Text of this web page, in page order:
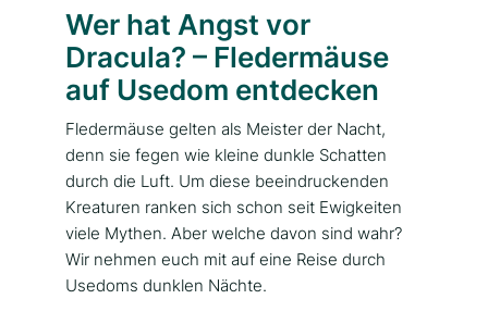
Wer hat Angst vor
Dracula? – Fledermäuse
auf Usedom entdecken
Fledermäuse gelten als Meister der Nacht,
denn sie fegen wie kleine dunkle Schatten
durch die Luft. Um diese beeindruckenden
Kreaturen ranken sich schon seit Ewigkeiten
viele Mythen. Aber welche davon sind wahr?
Wir nehmen euch mit auf eine Reise durch
Usedoms dunklen Nächte.